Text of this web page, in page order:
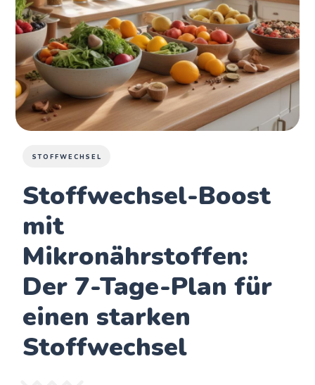
STOFFWECHSEL
Stoffwechsel-Boost
mit
Mikronährstoffen:
Der 7-Tage-Plan für
einen starken
Stoffwechsel